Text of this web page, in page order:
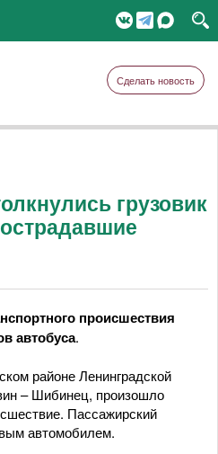
Сделать новость
грузовик
происшествия
автобуса.
районе Ленинградской
– Шибинец, произошло
Пассажирский
автомобилем.